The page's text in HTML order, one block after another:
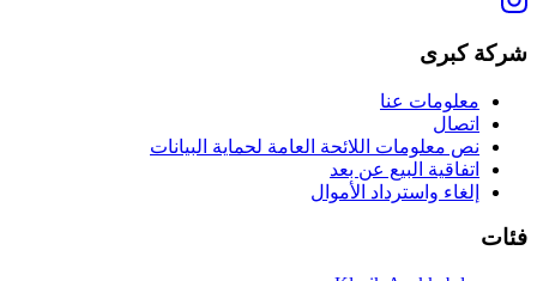
شركة كبرى
معلومات عنا
اتصال
نص معلومات اللائحة العامة لحماية البيانات
اتفاقية البيع عن بعد
إلغاء واسترداد الأموال
فئات